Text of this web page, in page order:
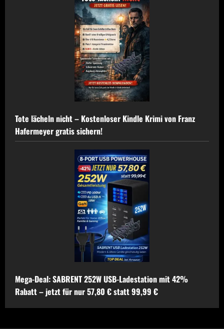
Tote lächeln nicht – Kostenloser Kindle Krimi von Franz
Hafermeyer gratis sichern!
Mega-Deal: SABRENT 252W USB-Ladestation mit 42%
Rabatt – jetzt für nur 57,80 € statt 99,99 €